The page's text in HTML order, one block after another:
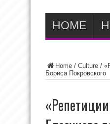
HOME
Home / Culture /
Бориса Покровского